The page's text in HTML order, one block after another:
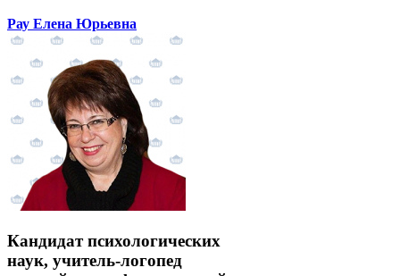
Рау Елена Юрьевна
Кандидат психологических
наук, учитель-логопед